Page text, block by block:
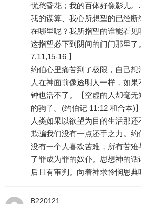
忧愁昏花；我的百体好像影儿
我的谋算、我心所想望的已经
在哪里呢？我所指望的谁能看见
这指望必下到阴间的门闩那里了
7,11,15-16 】
约伯心里痛苦到了极限，自己
人在神面前像透明人一样，如
钟也活不了。【空虚的人却毫
的驹子。(约伯记 11:12 和合本)】
人类如果以欲望为目的生活那
欺骗我们没有一点还手之力。约
没有一个人喜欢苦难，所有苦
了罪成为罪的奴仆。思想神的
后且有审判。向着神求怜悯恩典
B220121